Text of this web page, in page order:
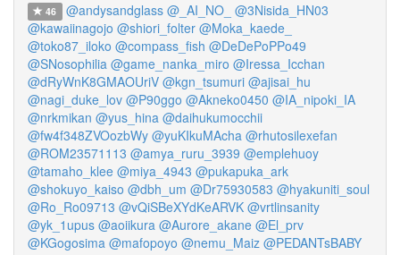
46 @andysandglass @_AI_NO_ @3Nisida_HN03
@kawaiinagojo @shiori_folter @Moka_kaede_
@toko87_iloko @compass_fish @DeDePoPPo49
@SNosophilia @game_nanka_miro @Iressa_Icchan
@dRyWnK8GMAOUriV @kgn_tsumuri @ajisai_hu
@nagi_duke_lov @P90ggo @Akneko0450 @IA_nipoki_IA
@nrkmikan @yus_hina @daihukumocchii
@fw4f348ZVOozbWy @yuKIkuMAcha @rhutosilexefan
@ROM23571113 @amya_ruru_3939 @emplehuoy
@tamaho_klee @miya_4943 @pukapuka_ark
@shokuyo_kaiso @dbh_um @Dr75930583 @hyakuniti_soul
@Ro_Ro09713 @vQiSBeXYdKeARVK @vrtlinsanity
@yk_1upus @aoiikura @Aurore_akane @El_prv
@KGogosima @mafopoyo @nemu_Maiz @PEDANTsBABY